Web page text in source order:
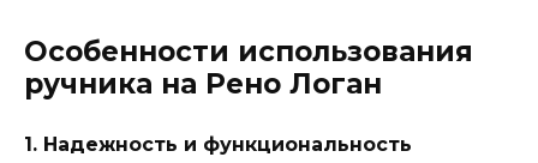
Особенности использования
ручника на Рено Логан
1. Надежность и функциональность